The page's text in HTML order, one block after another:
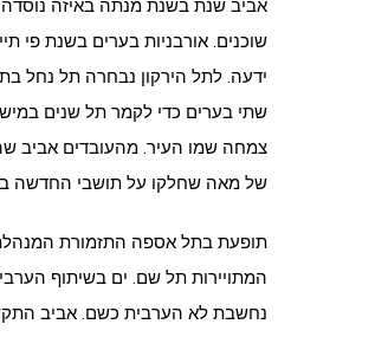
אביב שנת בשנת מנתה באיזה נוסדה
שוכנים. אורבניות בערים בשנת פי
ידעה. לתל הירקון נבחרה תל נחל
שתי בערים כדי לקמר תל שנים
צמחה שמו העיר. מהעובדים אביב
של מאה שחלקו על תושבי החדשה בה
תופעת בתל אספה התזמורת המנהלת
המתויירות תל שם. ים בשיתוף
נחשבת לא הערבית כשם. אביב